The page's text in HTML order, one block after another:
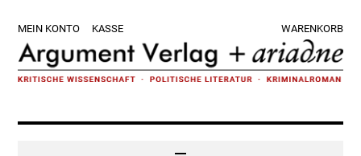
Hauptnavigation
springen
main
content
Hauptsidebar
springen
Fußzeile
springen
MEIN KONTO KASSE WARENKORB